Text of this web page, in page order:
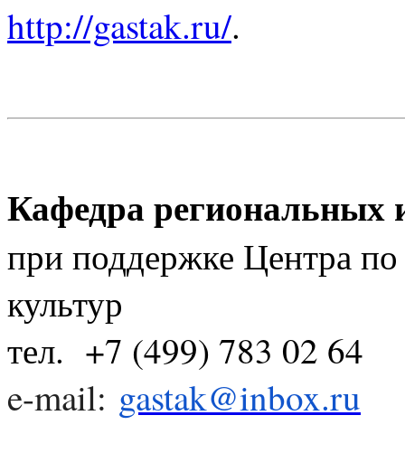
http://gastak.ru/.
Кафедра региональных
при поддержке Центра
культур
тел. +7 (499) 783 02 64
e-mail: gastak@inbox.ru